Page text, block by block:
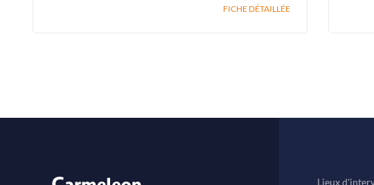
FICHE DÉTAILLÉE
Lieux